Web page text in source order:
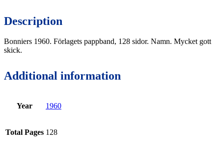
Description
Bonniers 1960. Förlagets pappband, 128 sidor. Namn. Mycket gott
skick.
Additional information
Year 1960
Total Pages 128